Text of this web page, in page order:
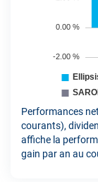
Performances
courants),
affiche la
gain par an au